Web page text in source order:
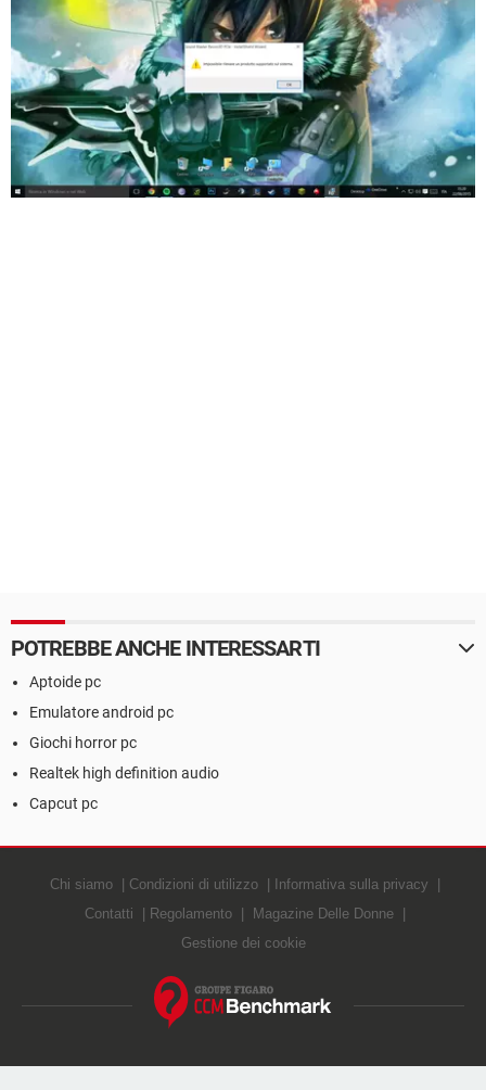
POTREBBE ANCHE INTERESSARTI
Aptoide pc
Emulatore android pc
Giochi horror pc
Realtek high definition audio
Capcut pc
Chi siamo Condizioni di utilizzo
Informativa sulla privacy
Contatti
Regolamento
Magazine Delle Donne
Gestione dei cookie